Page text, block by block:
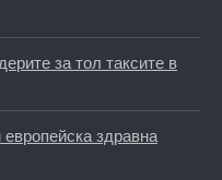
за тол таксите в
здравна